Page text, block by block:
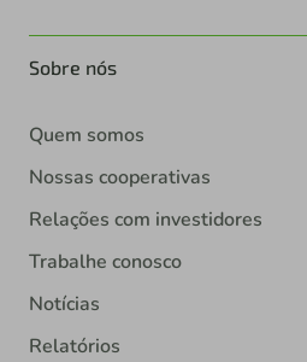
Sobre nós
Quem somos
Nossas cooperativas
Relações com investidores
Trabalhe conosco
Notícias
Relatórios